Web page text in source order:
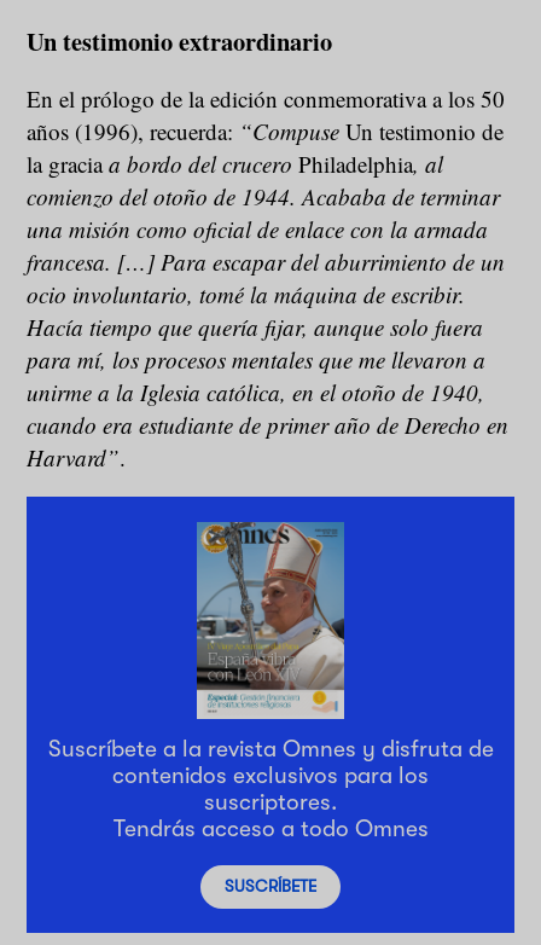
Un testimonio extraordinario
En el prólogo de la edición conmemorativa a los 50
años (1996), recuerda: “CompuseUn testimonio de
la graciaa bordo del cruceroPhiladelphia, al
comienzo del otoño de 1944. Acababa de terminar
una misión como oficial de enlace con la armada
francesa. […] Para escapar del aburrimiento de un
ocio involuntario, tomé la máquina de escribir.
Hacía tiempo que quería fijar, aunque solo fuera
para mí, los procesos mentales que me llevaron a
unirme a la Iglesia católica, en el otoño de 1940,
cuando era estudiante de primer año de Derecho en
Harvard”.
Suscríbete a la revista Omnes y disfruta de
contenidos exclusivos para los
suscriptores.
Tendrás acceso a todo Omnes
SUSCRÍBETE